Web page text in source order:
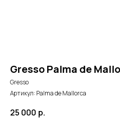
Gresso Palma de
Gresso
Артикул:Palma de Mallorca
25 000 р.